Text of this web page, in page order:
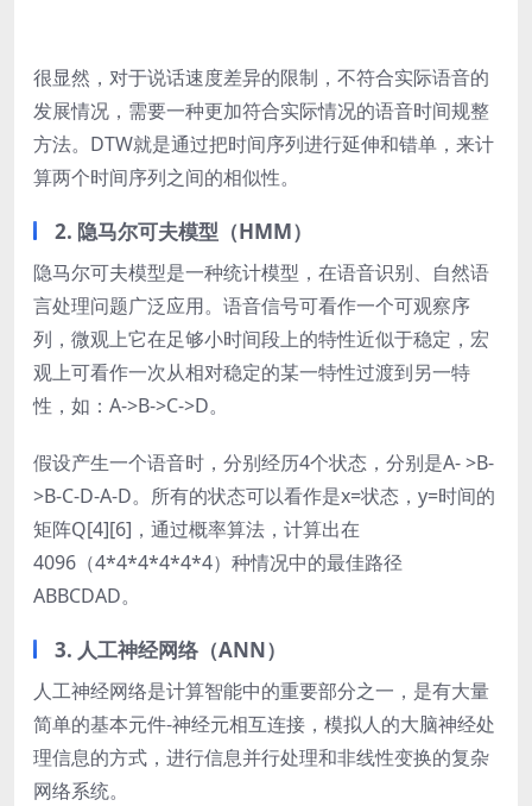
很显然，对于说话速度差异的限制，不符合实际语音的
发展情况，需要一种更加符合实际情况的语音时间规整
方法。DTW就是通过把时间序列进行延伸和错单，来计
算两个时间序列之间的相似性。
2. 隐马尔可夫模型（HMM）
隐马尔可夫模型是一种统计模型，在语音识别、自然语
言处理问题广泛应用。语音信号可看作一个可观察序
列，微观上它在足够小时间段上的特性近似于稳定，宏
观上可看作一次从相对稳定的某一特性过渡到另一特
性，如：A->B->C->D。
假设产生一个语音时，分别经历4个状态，分别是A- >B-
>B-C-D-A-D。所有的状态可以看作是x=状态，y=时间的
矩阵Q[4][6]，通过概率算法，计算出在
4096（4*4*4*4*4*4）种情况中的最佳路径
ABBCDAD。
3. 人工神经网络（ANN）
人工神经网络是计算智能中的重要部分之一，是有大量
简单的基本元件-神经元相互连接，模拟人的大脑神经处
理信息的方式，进行信息并行处理和非线性变换的复杂
网络系统。